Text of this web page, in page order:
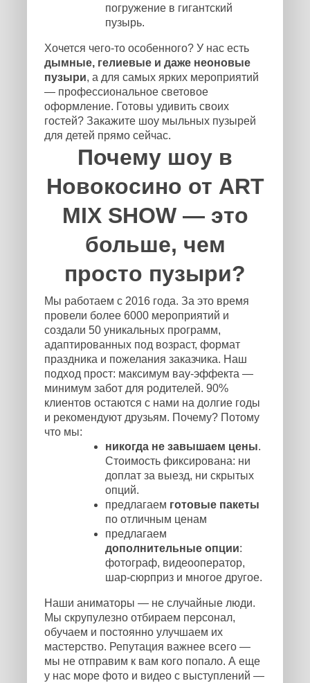
погружение в гигантский
пузырь.
Хочется чего-то особенного? У нас есть
дымные, гелиевые и даже неоновые
пузыри, а для самых ярких мероприятий
— профессиональное световое
оформление. Готовы удивить своих
гостей? Закажите шоу мыльных пузырей
для детей прямо сейчас.
Почему шоу в
Новокосино от ART
MIX SHOW — это
больше, чем
просто пузыри?
Мы работаем с 2016 года. За это время
провели более 6000 мероприятий и
создали 50 уникальных программ,
адаптированных под возраст, формат
праздника и пожелания заказчика. Наш
подход прост: максимум вау-эффекта —
минимум забот для родителей. 90%
клиентов остаются с нами на долгие годы
и рекомендуют друзьям. Почему? Потому
что мы:
никогда не завышаем цены.
Стоимость фиксирована: ни
доплат за выезд, ни скрытых
опций.
предлагаем готовые пакеты
по отличным ценам
предлагаем
дополнительные опции:
фотограф, видеооператор,
шар-сюрприз и многое другое.
Наши аниматоры — не случайные люди.
Мы скрупулезно отбираем персонал,
обучаем и постоянно улучшаем их
мастерство. Репутация важнее всего —
мы не отправим к вам кого попало. А еще
у нас море фото и видео с выступлений —